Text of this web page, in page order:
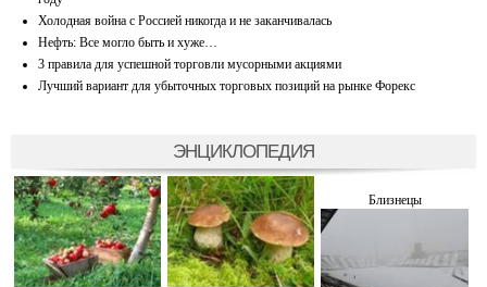
Холодная война с Россией никогда и не заканчивалась
Нефть: Все могло быть и хуже…
3 правила для успешной торговли мусорными акциями
Лучший вариант для убыточных торговых позиций на рынке Форекс
ЭНЦИКЛОПЕДИЯ
Близнецы